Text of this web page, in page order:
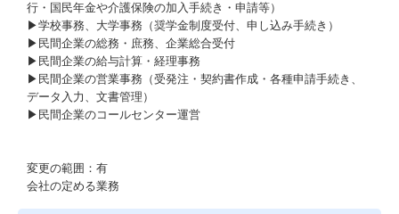
行・国民年金や介護保険の加入手続き・申請等）
▶学校事務、大学事務（奨学金制度受付、申し込み手続き）
▶民間企業の総務・庶務、企業総合受付
▶民間企業の給与計算・経理事務
▶民間企業の営業事務（受発注・契約書作成・各種申請手続き、
データ入力、文書管理）
▶民間企業のコールセンター運営
変更の範囲：有
会社の定める業務